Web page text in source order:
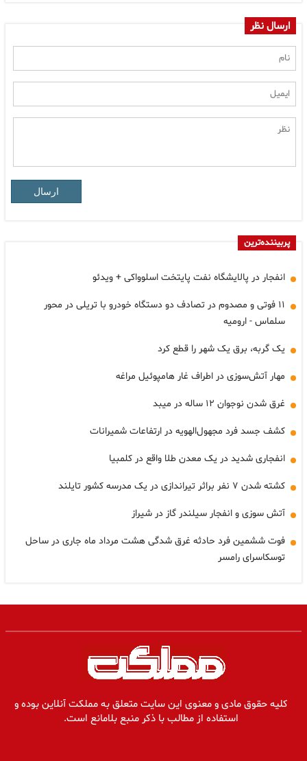
ارسال نظر
ارسال
پربیننده‌ترین
انفجار در پالایشگاه نفت پایتخت اسلوواکی + ویدئو
۱۱ فوتی و مصدوم در تصادف دو دستگاه خودرو با تریلی در محور
سلماس - ارومیه
یک گربه، برق یک شهر را قطع کرد
مهار آتش‌سوزی در اطراف غار هامپوئیل مراغه
غرق شدن نوجوان ۱۲ ساله در میبد
کشف جسد فرد مجهول‌الهویه در ارتفاعات شمیرانات
انفجاری شدید در یک معدن طلا واقع در کلمبیا
کشته شدن ۷ نفر براثر تیراندازی در یک مدرسه کشور تایلند
آتش سوزی و انفجار سیلندر گاز در شیراز
فوت ششمین فرد حادثه غرق شدگی هشت مرداد ماه جاری در ساحل
توسکاسرای رامسر
کلیه حقوق مادی و معنوی این سایت متعلق به مملکت آنلاین بوده و
استفاده از مطالب با ذکر منبع بلامانع است.